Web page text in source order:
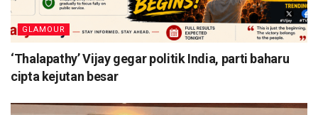
GLAMOUR
‘Thalapathy’ Vijay gegar politik India, parti baharu
cipta kejutan besar